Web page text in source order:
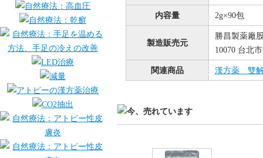
内容量 2g×90包
製造販売元
勝昌製薬廠
10070 台北
関連商品 漢方薬 雙